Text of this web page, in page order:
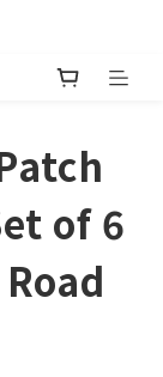
惠!!
of 6